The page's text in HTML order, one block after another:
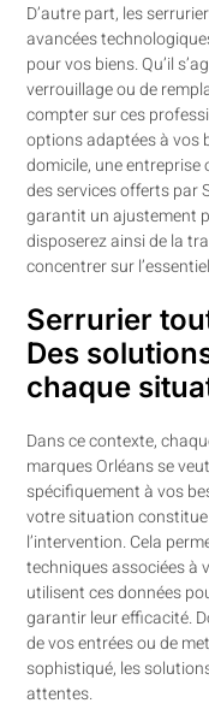
D’autre part, les
avancées
pour vos biens. Qu’il
verrouillage ou de
compter sur ces
options adaptées à vos
domicile, une
des services offerts par
garantit un ajustement
disposerez ainsi de la
concentrer sur
Serrurier
Des
chaque
Dans ce contexte,
marques Orléans se
spécifiquement à vos
votre situation
l’intervention. Cela
techniques associées à
utilisent ces données
garantir leur efficacité.
de vos entrées ou de
sophistiqué, les
attentes.